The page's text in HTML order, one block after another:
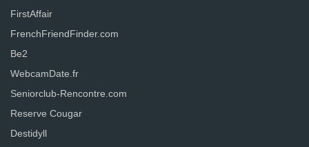
FirstAffair
FrenchFriendFinder.com
Be2
WebcamDate.fr
Seniorclub-Rencontre.com
Reserve Cougar
Destidyll